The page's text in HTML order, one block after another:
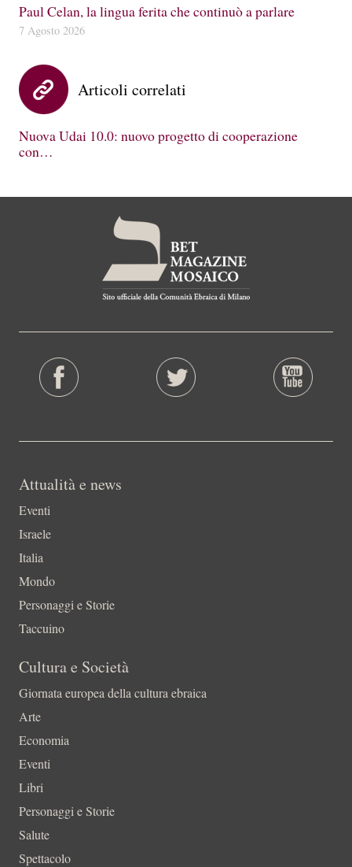
Paul Celan, la lingua ferita che continuò a parlare
7 Agosto 2026
Articoli correlati
Nuova Udai 10.0: nuovo progetto di cooperazione
con…
Attualità e news
Eventi
Israele
Italia
Mondo
Personaggi e Storie
Taccuino
Cultura e Società
Giornata europea della cultura ebraica
Arte
Economia
Eventi
Libri
Personaggi e Storie
Salute
Spettacolo